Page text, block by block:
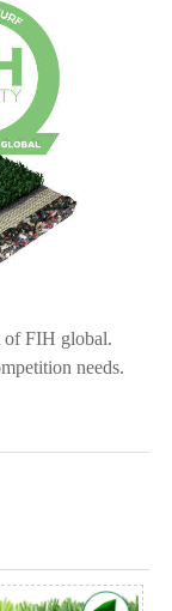
of FIH global.
needs.